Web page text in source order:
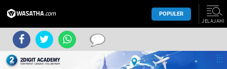
POPULER
JELAJAHI